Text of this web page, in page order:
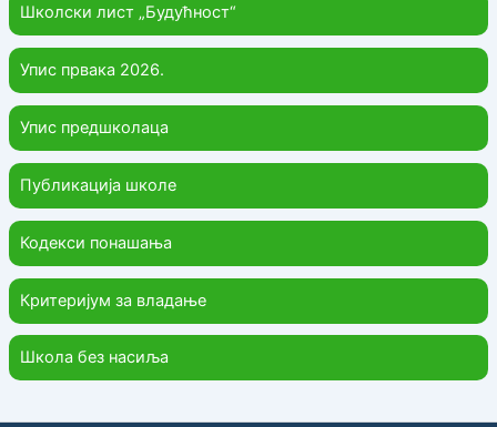
Школски лист „Будућност“
Упис првака 2026.
Упис предшколаца
Публикација школе
Кодекси понашања
Критеријум за владање
Школа без насиља